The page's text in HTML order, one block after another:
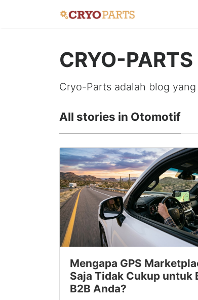
CRYO-
Cryo-Parts adalah blog
All stories in Otomotif
Mengapa GPS
Saja Tidak Cukup untuk
B2B Anda?